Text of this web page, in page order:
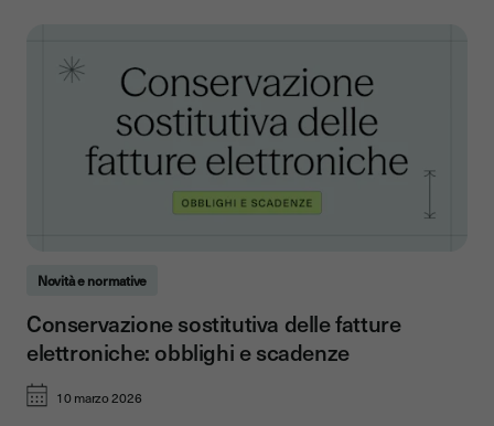
Novità e normative
10 marzo 2026
Conservazione sostitutiva delle fatture
elettroniche: obblighi e scadenze